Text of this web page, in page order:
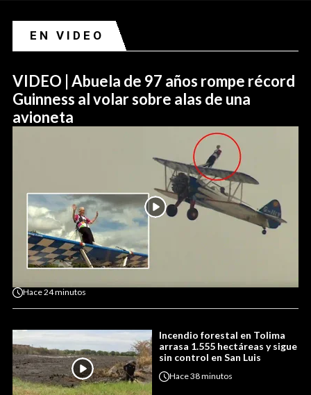
EN VIDEO
VIDEO | Abuela de 97 años rompe récord
Guinness al volar sobre alas de una
avioneta
Hace24 minutos
Incendio forestal en Tolima
arrasa 1.555 hectáreas y sigue
sin control en San Luis
Hace38 minutos